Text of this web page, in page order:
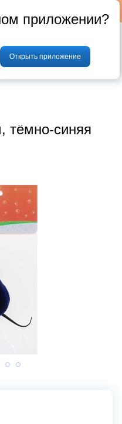
и овощи Мясо Птица
тёмно-синяя
приложении?
Открыть приложение